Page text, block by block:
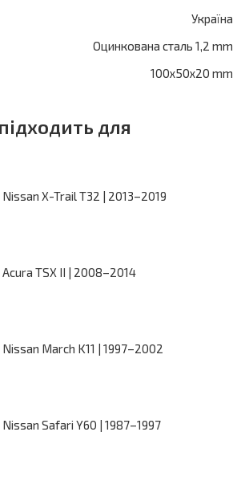
Україна
Оцинкована сталь 1,2 mm
100x50x20 mm
для
Nissan X-Trail T32 | 2013–2019
Acura TSX II | 2008–2014
Nissan March K11 | 1997–2002
Nissan Safari Y60 | 1987–1997